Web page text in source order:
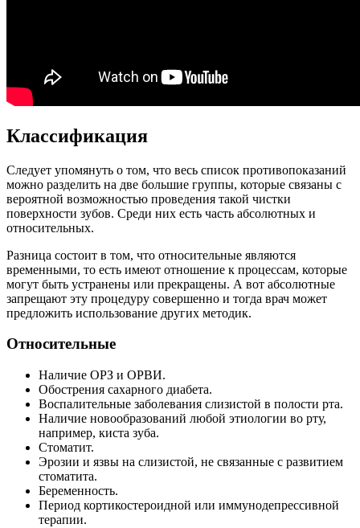
Классификация
Следует упомянуть о том, что весь список противопоказаний
можно разделить на две большие группы, которые связаны с
вероятной возможностью проведения такой чистки
поверхности зубов. Среди них есть часть абсолютных и
относительных.
Разница состоит в том, что относительные являются
временными, то есть имеют отношение к процессам, которые
могут быть устранены или прекращены. А вот абсолютные
запрещают эту процедуру совершенно и тогда врач может
предложить использование других методик.
Относительные
Наличие ОРЗ и ОРВИ.
Обострения сахарного диабета.
Воспалительные заболевания слизистой в полости рта.
Наличие новообразований любой этиологии во рту,
например, киста зуба.
Стоматит.
Эрозии и язвы на слизистой, не связанные с развитием
стоматита.
Беременность.
Период кортикостероидной или иммунодепрессивной
терапии.